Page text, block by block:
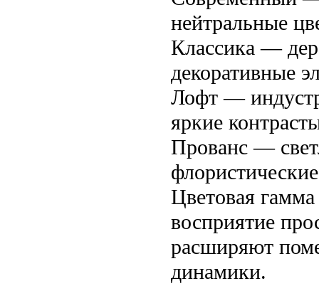
нейтральные
Классика —
декоративные
Лофт —
яркие
Прованс —
Цветовая
восприятие
расширяют
динамики.